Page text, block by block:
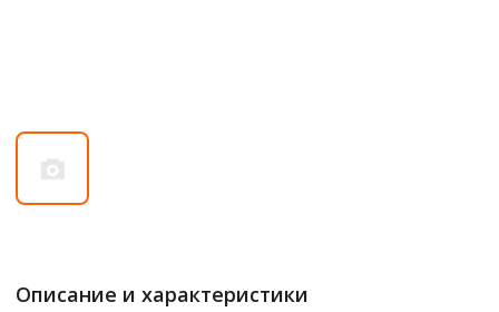
Описание и характеристики